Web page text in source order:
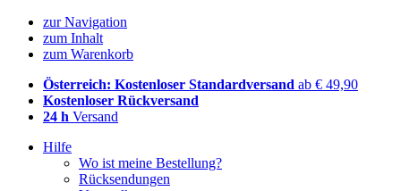
zur Navigation
zum Inhalt
zum Warenkorb
Österreich: Kostenloser Standardversand ab € 49,90
Kostenloser Rückversand
24 h Versand
Hilfe
Wo ist meine Bestellung?
Rücksendungen